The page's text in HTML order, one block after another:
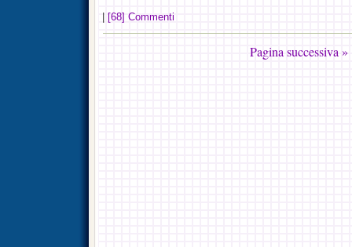
[68] Commenti
Pagina successiva »